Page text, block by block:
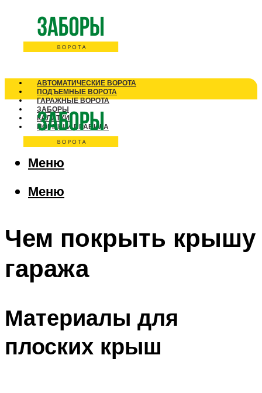
АВТОМАТИЧЕСКИЕ ВОРОТА
ПОДЪЕМНЫЕ ВОРОТА
ГАРАЖНЫЕ ВОРОТА
ЗАБОРЫ
КАЛИТКИ
НОРМЫ И ПРАВИЛА
Меню
Меню
Чем покрыть крышу
гаража
Материалы для
плоских крыш